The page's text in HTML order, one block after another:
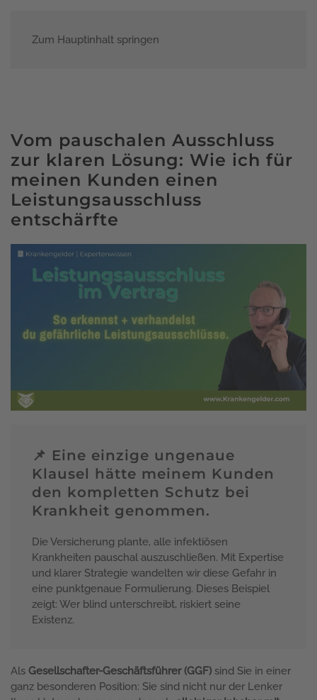
Zum Hauptinhalt springen
Vom pauschalen Ausschluss
zur klaren Lösung: Wie ich für
meinen Kunden einen
Leistungsausschluss
entschärfte
📌 Eine einzige ungenaue
Klausel hätte meinem Kunden
den kompletten Schutz bei
Krankheit genommen.
Die Versicherung plante, alle infektiösen
Krankheiten pauschal auszuschließen. Mit Expertise
und klarer Strategie wandelten wir diese Gefahr in
eine punktgenaue Formulierung. Dieses Beispiel
zeigt: Wer blind unterschreibt, riskiert seine
Existenz.
Als Gesellschafter-Geschäftsführer (GGF) sind Sie in einer
ganz besonderen Position: Sie sind nicht nur der Lenker